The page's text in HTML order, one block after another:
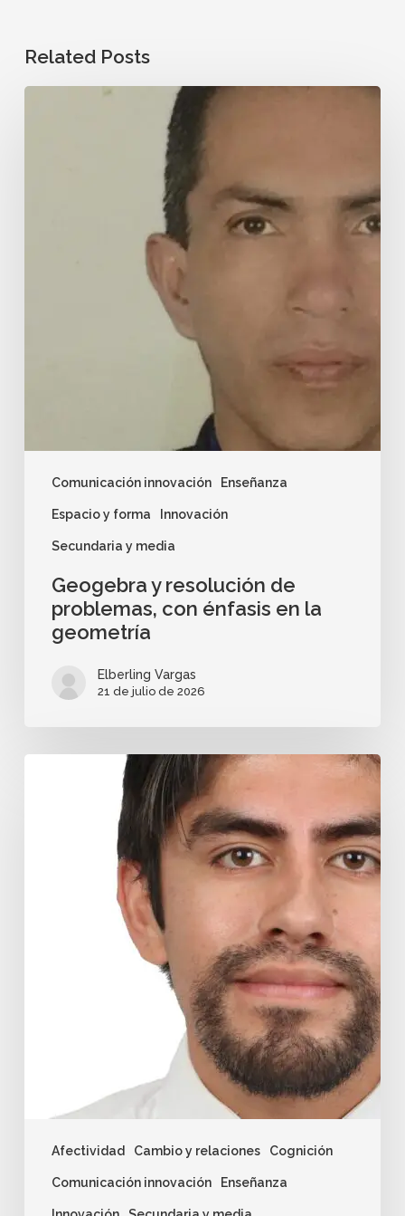
Related Posts
Comunicación innovación Enseñanza
Espacio y forma Innovación
Secundaria y media
Geogebra y resolución de
problemas, con énfasis en la
geometría
Elberling Vargas
21 de julio de 2026
Afectividad Cambio y relaciones Cognición
Comunicación innovación Enseñanza